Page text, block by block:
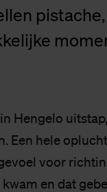
Hengelo
Een hele
voor
en dat